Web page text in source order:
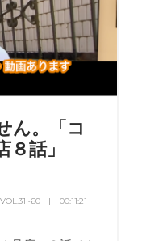
ん。「コ
話」
VOL.31~60
00:11:21